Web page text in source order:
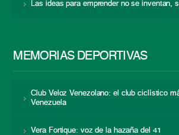
Las ideas para emprender no se inventan,
MEMORIAS DEPORTIVAS
Club Veloz Venezolano: el club ciclístico
Venezuela
Vera Fortique: voz de la hazaña del 41